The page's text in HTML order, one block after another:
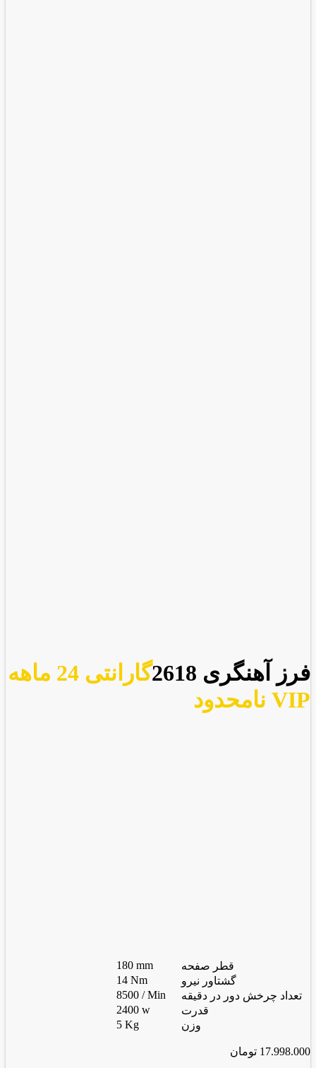
فرز آهنگری 2618
گارانتی 24 ماهه
VIP نامحدود
قطر صفحه
180 mm
گشتاور نیرو
14 Nm
تعداد چرخش دور در دقیقه
8500 / Min
قدرت
2400 w
وزن
5 Kg
17.998.000 تومان